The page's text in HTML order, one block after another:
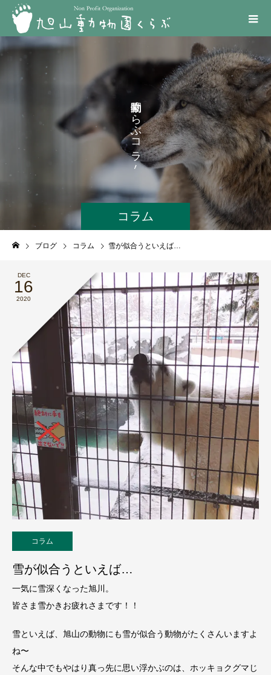
コラム
く
ら
ぶ
コ
ラ
ム
ブログ コラム 雪が似合うといえば…
DEC
16
2020
コラム
雪が似合うといえば…
一気に雪深くなった旭川。
皆さま雪かきお疲れさまです！！
雪といえば、旭山の動物にも雪が似合う動物がたくさんいますよ
ね〜
そんな中でもやはり真っ先に思い浮かぶのは、ホッキョクグマじ